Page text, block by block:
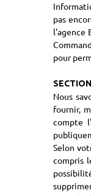
pas
l'agence
pour
Nous
fournir,
compte
Selon
compris